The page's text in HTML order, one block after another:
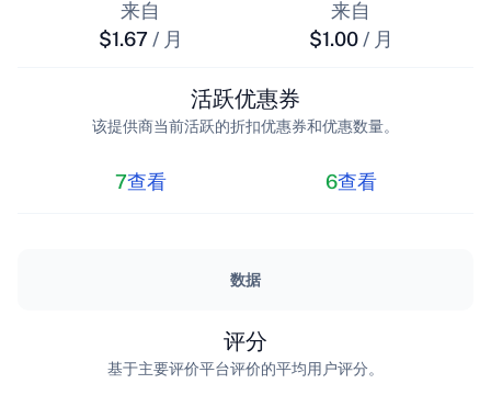
来自
$1.67 / 月
来自
$1.00 / 月
7查看
活跃优惠券
该提供商当前活跃的折扣优惠券和优惠数量。
6查看
数据
评分
基于主要评价平台评价的平均用户评分。